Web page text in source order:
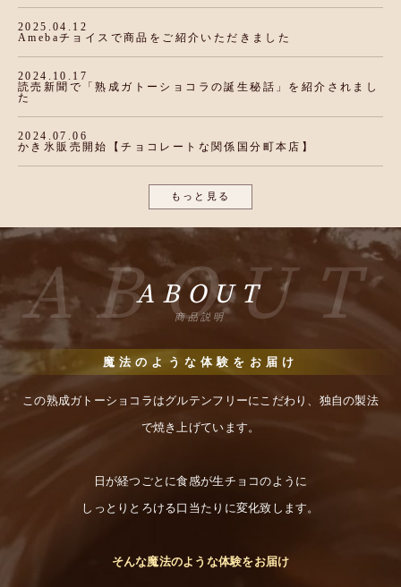
2025.04.12
Amebaチョイスで商品をご紹介いただきました
2024.10.17
読売新聞で「熟成ガトーショコラの誕生秘話」を紹介されまし
た
2024.07.06
かき氷販売開始【チョコレートな関係国分町本店】
もっと見る
ABOUT
商品説明
ABOUT
魔法のような体験をお届け
この熟成ガトーショコラはグルテンフリーにこだわり、独自の製法
で焼き上げています。
日が経つごとに食感が生チョコのように
しっとりとろける口当たりに変化致します。
そんな魔法のような体験をお届け